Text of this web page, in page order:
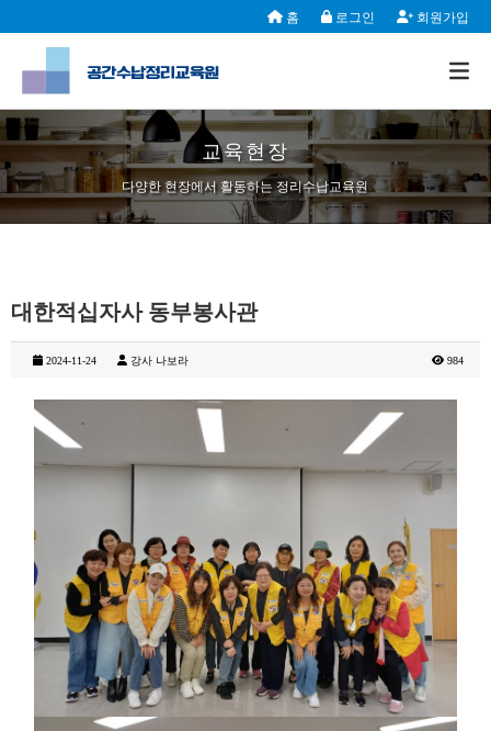
홈 로그인 회원가입
교육현장
다양한 현장에서 활동하는 정리수납교육원
대한적십자사 동부봉사관
2024-11-24 강사 나보라 984